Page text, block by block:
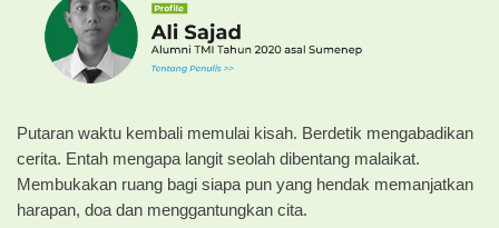
Putaran waktu kembali memulai kisah. Berdetik mengabadikan
cerita. Entah mengapa langit seolah dibentang malaikat.
Membukakan ruang bagi siapa pun yang hendak memanjatkan
harapan, doa dan menggantungkan cita.